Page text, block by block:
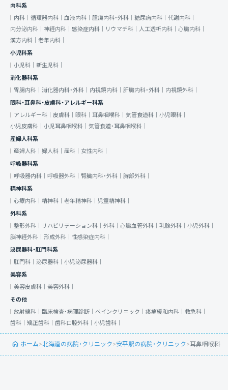
内科系
内科｜ 循環器内科｜ 血液内科｜ 腫瘍内科・外科｜ 糖尿病内科｜ 代謝内科｜
内分泌内科｜ 神経内科｜ 感染症内科｜ リウマチ科｜ 人工透析内科｜ 心臓内科｜
漢方内科｜ 老年内科｜
小児科系
小児科｜ 新生児科｜
消化器科系
胃腸内科｜ 消化器内科・外科｜ 内視鏡内科｜ 肝臓内科・外科｜ 内視鏡外科｜
眼科・耳鼻科・皮膚科・アレルギー科系
アレルギー科｜ 皮膚科｜ 眼科｜ 耳鼻咽喉科｜ 気管食道科｜ 小児眼科｜
小児皮膚科｜ 小児耳鼻咽喉科｜ 気管食道・耳鼻咽喉科｜
産婦人科系
産婦人科｜ 婦人科｜ 産科｜ 女性内科｜
呼吸器科系
呼吸器内科｜ 呼吸器外科｜ 腎臓内科・外科｜ 胸部外科｜
精神科系
心療内科｜ 精神科｜ 老年精神科｜ 児童精神科｜
外科系
整形外科｜
リハビリテーション科｜ 外科｜ 心臓血管外科｜ 乳腺外科｜ 小児外科｜
脳神経外科｜ 形成外科｜ 性感染症内科｜
泌尿器科・肛門科系
肛門科｜ 泌尿器科｜ 小児泌尿器科｜
美容系
美容皮膚科｜ 美容外科｜
その他
放射線科｜ 臨床検査・病理診断｜ ペインクリニック｜ 疼痛緩和内科｜ 救急科｜
歯科｜ 矯正歯科｜ 歯科口腔外科｜ 小児歯科｜
ホーム>北海道の病院・クリニック>安平駅の病院・クリニック>耳鼻咽喉科